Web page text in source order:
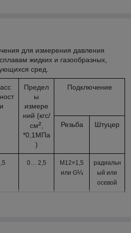
для измерения давления
жидких и газообразных,
сред.
и
Предел
ы
измере
ний (кгс/
см²,
*0,1МПа
)
Подключение
Резьба Штуцер
0… 2,5
М12×1,5
или G¼
радиальн
ый или
осевой